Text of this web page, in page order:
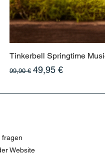
Tinkerbell Springtime
Standardpreis
99,90 € Sale-Preis
49,95 €
fragen
Website